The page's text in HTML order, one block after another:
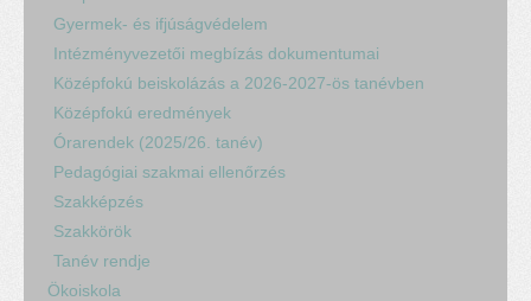
Gyermek- és ifjúságvédelem
Intézményvezetői megbízás dokumentumai
Középfokú beiskolázás a 2026-2027-ös tanévben
Középfokú eredmények
Órarendek (2025/26. tanév)
Pedagógiai szakmai ellenőrzés
Szakképzés
Szakkörök
Tanév rendje
Ökoiskola